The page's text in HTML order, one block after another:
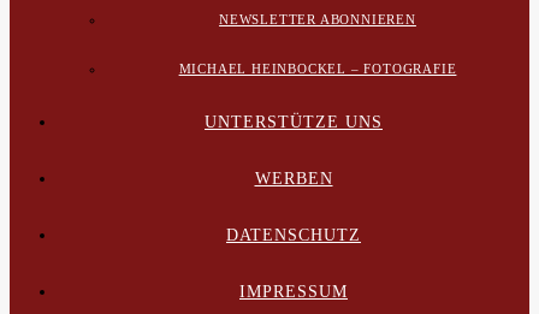
NEWSLETTER ABONNIEREN
MICHAEL HEINBOCKEL – FOTOGRAFIE
UNTERSTÜTZE UNS
WERBEN
DATENSCHUTZ
IMPRESSUM